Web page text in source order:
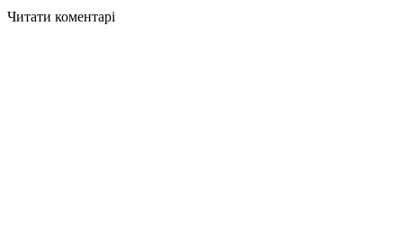
Читати коментарі